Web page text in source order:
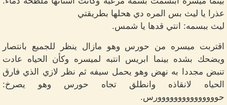
عذرا يا ليث بس المره دي هحلها بطريقتي
ليث ببسمه: انتي قدها يا شمس.
اقتربت ميسره من حورس وهو مازال ينظر للجميع بانتصار
ويضحك بشده بينما ابريس انتبه لميسره وكأن الحياه عادت
تنبض مجددا به نهض وهو يحمل سيفه ثم نظر لازي الذي فارق
الحياه لانقاذه وانطلق تجاه حورس وهو يصرخ:
حووووووووووووووورس.